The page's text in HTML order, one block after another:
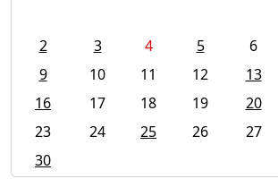
2
3 4 5 6
9
10 11 12 13
16
17 18 19 20
23
24 25 26 27
30